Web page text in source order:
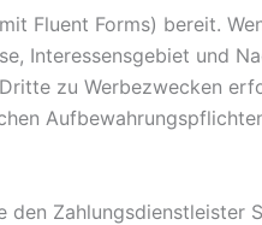
Fluent Forms) bereit.
Interessensgebiet und
zu Werbezwecken
Zahlungsdienstleister